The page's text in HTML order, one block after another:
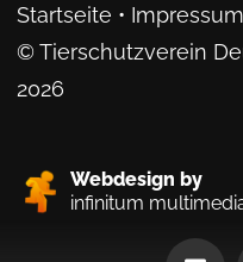
Startseite • Impressum
© Tierschutzverein
2026
Webdesign by
infinitum